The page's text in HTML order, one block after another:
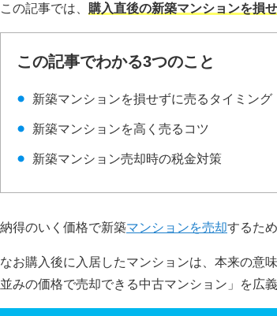
この記事では、 購入直後の新築マンションを損
この記事でわかる3つのこと
新築マンションを損せずに売るタイミング
新築マンションを高く売るコツ
新築マンション売却時の税金対策
納得のいく価格で新築マンションを売却するた
なお購入後に入居したマンションは、本来の意
並みの価格で売却できる中古マンション」を広